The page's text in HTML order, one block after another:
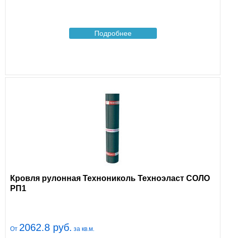
Подробнее
Кровля рулонная Технониколь Техноэласт СОЛО
РП1
От 2062.8 руб. за кв.м.